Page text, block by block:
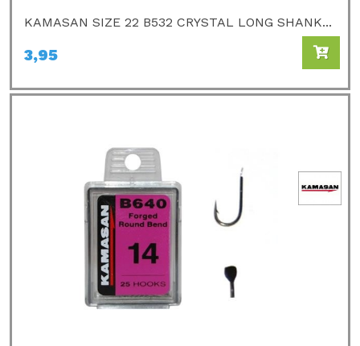
KAMASAN SIZE 22 B532 CRYSTAL LONG SHANK...
3,95